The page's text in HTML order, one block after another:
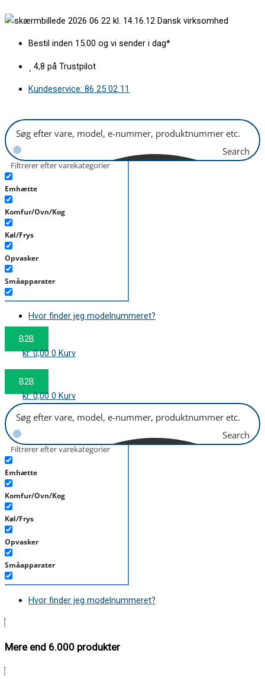
til
Dansk virksomhed
Bestil inden 15.00 og vi sender i dag*
4,8 på Trustpilot
Kundeservice: 86 25 02 11
Search
Filtrerer efter varekategorier
Emhætte
Komfur/Ovn/Kog
Køl/Frys
Opvasker
Småapparater
Støvsuger
Tørretumbler
Tilbehør/Plejemidler
Hvor finder jeg modelnummeret?
B2B
kr.0,00 0 Kurv
B2B
kr.0,00 0 Kurv
Search
Filtrerer efter varekategorier
Emhætte
Komfur/Ovn/Kog
Køl/Frys
Opvasker
Småapparater
Støvsuger
Hvor finder jeg modelnummeret?
Mere end 6.000 produkter
klar
5/8mm
antal